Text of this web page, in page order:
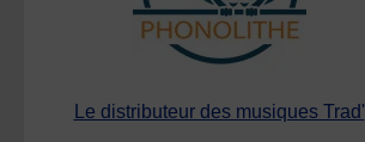
Le distributeur des musiques Trad'